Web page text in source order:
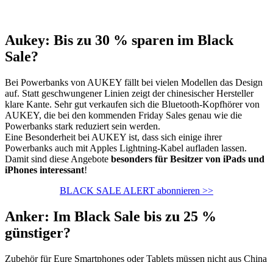
Aukey: Bis zu 30 % sparen im Black
Sale?
Bei Powerbanks von AUKEY fällt bei vielen Modellen das Design
auf. Statt geschwungener Linien zeigt der chinesischer Hersteller
klare Kante. Sehr gut verkaufen sich die Bluetooth-Kopfhörer von
AUKEY, die bei den kommenden Friday Sales genau wie die
Powerbanks stark reduziert sein werden.
Eine Besonderheit bei AUKEY ist, dass sich einige ihrer
Powerbanks auch mit Apples Lightning-Kabel aufladen lassen.
Damit sind diese Angebote besonders für Besitzer von iPads und
iPhones interessant!
BLACK SALE ALERT abonnieren >>
Anker: Im Black Sale bis zu 25 %
günstiger?
Zubehör für Eure Smartphones oder Tablets müssen nicht aus China